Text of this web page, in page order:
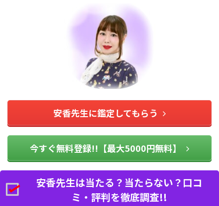
安香先生に鑑定してもらう
今すぐ無料登録!!【最大5000円無料】
安香先生は当たる？当たらない？口コ
ミ・評判を徹底調査!!